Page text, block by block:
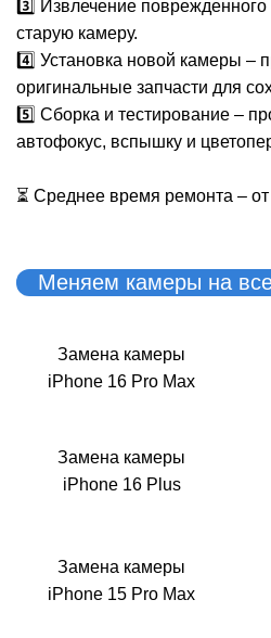
3️⃣ Извлечение
старую камеру.
4️⃣ Установка новой камеры –
оригинальные запчасти для
5️⃣ Сборка и тестирование –
автофокус, вспышку и
⏳ Среднее время ремонта –
Меняем камеры на
Замена камеры
iPhone 16 Pro Max
Замена камеры
iPhone 16 Plus
Замена камеры
iPhone 15 Pro Max